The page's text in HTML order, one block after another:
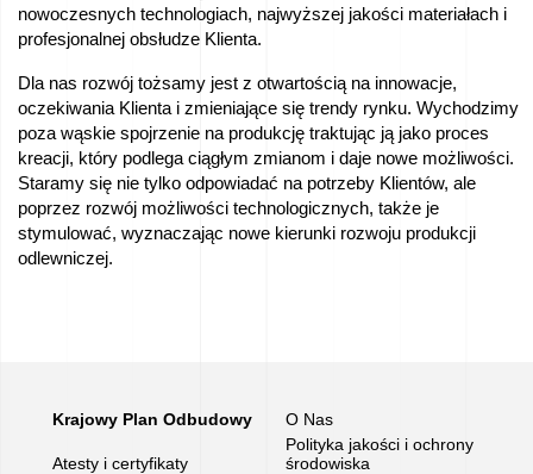
–
Aplikuj
teraz!
Sprzedamy
urządzenia
Dotacje
ZUS
nowoczesnych technologiach, najwyższej jakości materiałach i
profesjonalnej obsłudze Klienta.
Dla nas rozwój tożsamy jest z otwartością na innowacje,
oczekiwania Klienta i zmieniające się trendy rynku. Wychodzimy
poza wąskie spojrzenie na produkcję traktując ją jako proces
kreacji, który podlega ciągłym zmianom i daje nowe możliwości.
Staramy się nie tylko odpowiadać na potrzeby Klientów, ale
poprzez rozwój możliwości technologicznych, także je
stymulować, wyznaczając nowe kierunki rozwoju produkcji
odlewniczej.
Krajowy Plan Odbudowy O Nas
Atesty i certyfikaty
Polityka jakości i ochrony
środowiska